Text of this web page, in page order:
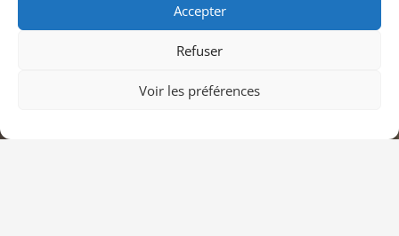
Accepter
Refuser
Voir les préférences
Siège social, 12 rue Frédéric Petit 80000 Amiens